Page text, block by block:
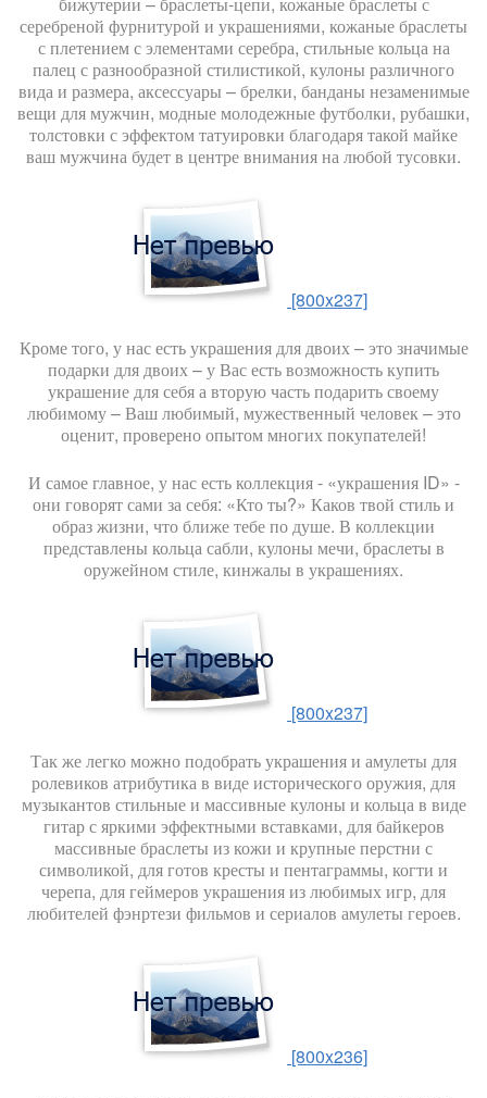
серебреной фурнитурой и украшениями, кожаные браслеты
с плетением с элементами серебра, стильные кольца на
палец с разнообразной стилистикой, кулоны различного
вида и размера, аксессуары – брелки, банданы незаменимые
вещи для мужчин, модные молодежные футболки, рубашки,
толстовки с эффектом татуировки благодаря такой майке
ваш мужчина будет в центре внимания на любой тусовки.
[800x237]
Кроме того, у нас есть украшения для двоих – это значимые
подарки для двоих – у Вас есть возможность купить
украшение для себя а вторую часть подарить своему
любимому – Ваш любимый, мужественный человек – это
оценит, проверено опытом многих покупателей!
И самое главное, у нас есть коллекция - «украшения ID» -
они говорят сами за себя: «Кто ты?» Каков твой стиль и
образ жизни, что ближе тебе по душе. В коллекции
представлены кольца сабли, кулоны мечи, браслеты в
оружейном стиле, кинжалы в украшениях.
[800x237]
Так же легко можно подобрать украшения и амулеты для
ролевиков атрибутика в виде исторического оружия, для
музыкантов стильные и массивные кулоны и кольца в виде
гитар с яркими эффектными вставками, для байкеров
массивные браслеты из кожи и крупные перстни с
символикой, для готов кресты и пентаграммы, когти и
черепа, для геймеров украшения из любимых игр, для
любителей фэнртези фильмов и сериалов амулеты героев.
[800x236]